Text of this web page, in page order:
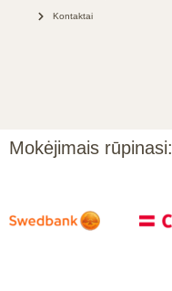
Kontaktai
Mokėjimais rūpinasi: